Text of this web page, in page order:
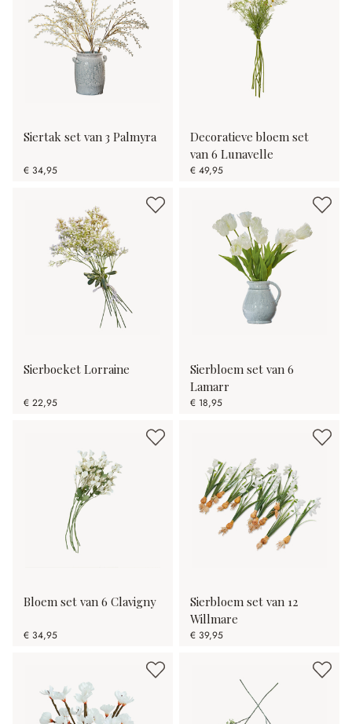
Siertak set van 3 Palmyra
€ 34,95
Decoratieve bloem set
van 6 Lunavelle
€ 49,95
Sierboeket Lorraine
€ 22,95
Sierbloem set van 6
Lamarr
€ 18,95
Bloem set van 6 Clavigny
€ 34,95
Sierbloem set van 12
Willmare
€ 39,95